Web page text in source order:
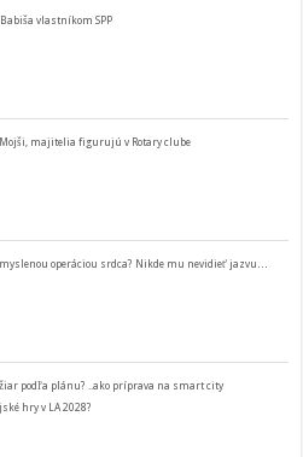
vlastníkom SPP
majitelia figurujú v Rotary clube
operáciou srdca? Nikde mu nevidieť jazvu…
podľa plánu? ..ako príprava na smart city
hry v LA 2028?